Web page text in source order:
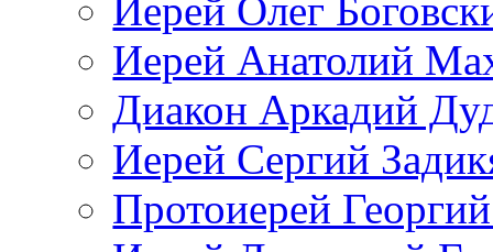
Иерей Олег
Иерей Анатолий
Диакон Аркадий
Иерей Сергий
Протоиерей